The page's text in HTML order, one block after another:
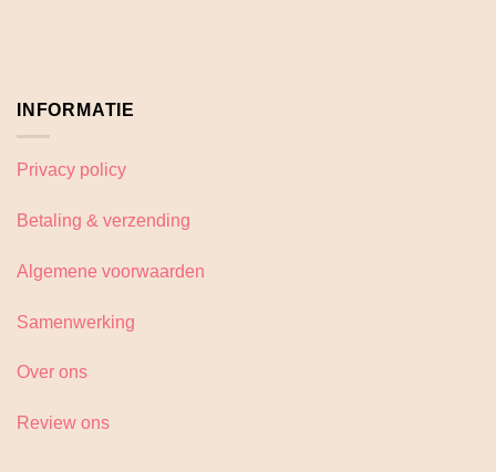
INFORMATIE
Privacy policy
Betaling & verzending
Algemene voorwaarden
Samenwerking
Over ons
Review ons